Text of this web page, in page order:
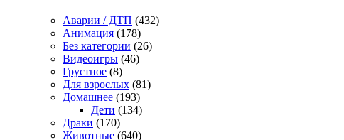
Аварии / ДТП (432)
Анимация (178)
Без категории (26)
Видеоигры (46)
Грустное (8)
Для взрослых (81)
Домашнее (193)
Дети (134)
Драки (170)
Животные (640)